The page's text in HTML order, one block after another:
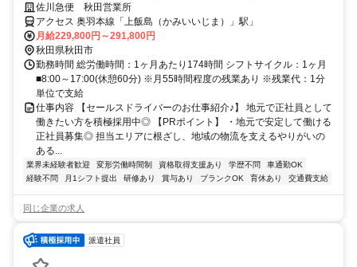
も可能！
佐川急便 秋田営業所
アクセス 奥羽本線「上飯島（かみいいじま）」駅」
月給229,800円～291,800円
秋田県秋田市
勤務時間 総労働時間：1ヶ月あたり174時間 シフトサイクル：1ヶ月
■8:00～17:00(休憩60分) ※月55時間程度の残業あり ※残業代：1分
単位で支給
仕事内容 【セールスドライバーのお仕事紹介♪】 地元で正社員として
働きたい方を積極採用中◎ 【PRポイント】 ・地元で安定して働ける
正社員募集◎ 担当エリアに根ざし、地域の物流を支えるやりがいの
ある...
業界未経験者歓迎 変形労働時間制 資格取得支援あり 学歴不問
車通勤OK
経験不問
月1シフト提出 研修あり 賞与あり ブランクOK 育休あり 交通費支給
同じ企業の求人
派遣社員